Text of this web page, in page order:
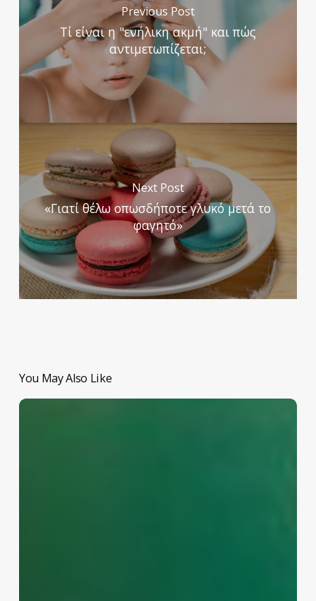
Previous Post
Τί είναι η "ενήλικη ακμή" και πώς
αντιμετωπίζεται;
Next Post
«Γιατί θέλω οπωσδήποτε γλυκό μετά το
φαγητό»
You May Also Like